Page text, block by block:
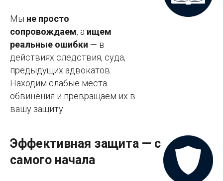
Мы не просто
сопровождаем, а ищем
реальные ошибки — в
действиях следствия, суда,
предыдущих адвокатов.
Находим слабые места
обвинения и превращаем их в
вашу защиту.
Эффективная защита — с
самого начала